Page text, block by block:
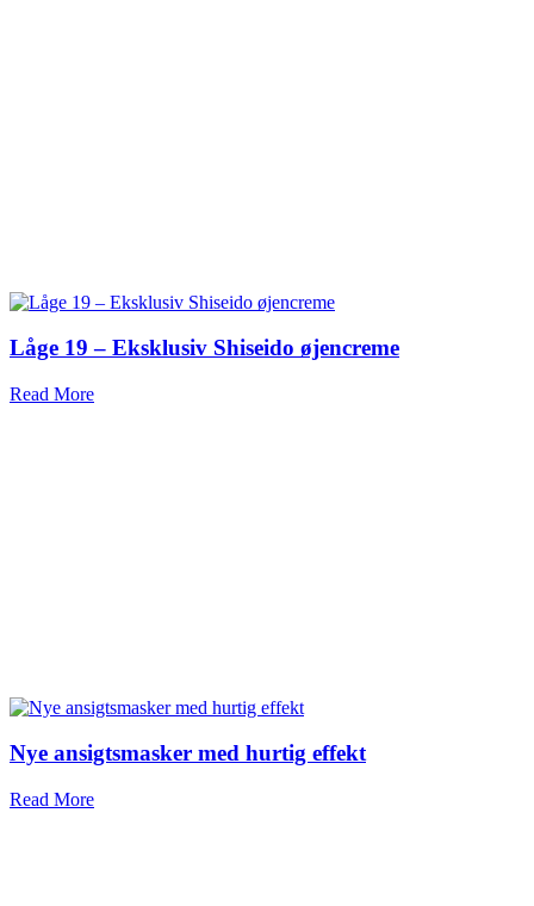
Låge 19 – Eksklusiv Shiseido øjencreme
Read More
Nye ansigtsmasker med hurtig effekt
Read More